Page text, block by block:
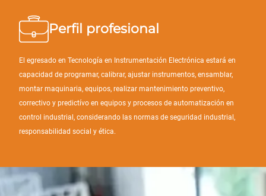
Perfil profesional
El egresado en Tecnología en Instrumentación Electrónica estará en
capacidad de programar, calibrar, ajustar instrumentos, ensamblar,
montar maquinaria, equipos, realizar mantenimiento preventivo,
correctivo y predictívo en equipos y procesos de automatización en
control industrial, considerando las normas de seguridad industrial,
responsabilidad social y ética.